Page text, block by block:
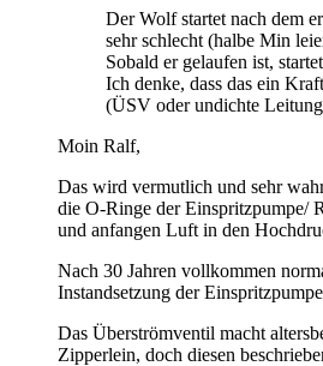
Der Wolf startet nach dem
sehr schlecht (halbe Min
Sobald er gelaufen ist,
Ich denke, dass das ein
(ÜSV oder undichte
Moin Ralf,
Das wird vermutlich und sehr
die O-Ringe der Einspritzpumpe/
und anfangen Luft in den
Nach 30 Jahren vollkommen
Instandsetzung der
Das Überströmventil macht
Zipperlein, doch diesen